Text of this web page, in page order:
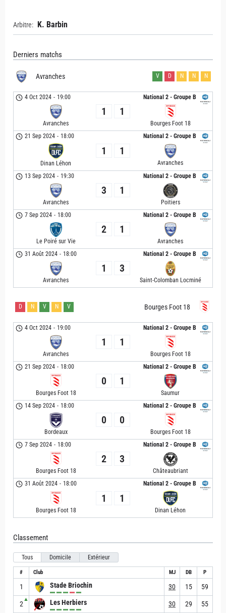
Arbitre: K. Barbin
Derniers matchs
Avranches V D N N N
National 2 - Groupe B
4 Oct 2024 - 19:00
Avranches
1 1
Bourges Foot 18
National 2 - Groupe B
21 Sep 2024 - 18:00
Dinan Léhon
1 1
Avranches
National 2 - Groupe B
13 Sep 2024 - 19:30
Avranches
3 1
Poitiers
National 2 - Groupe B
7 Sep 2024 - 18:00
Le Poiré sur Vie
2 1
Avranches
National 2 - Groupe B
31 Août 2024 - 18:00
Avranches
1 3
Saint-Colomban Locminé
Bourges Foot 18
D N V N V
National 2 - Groupe B
4 Oct 2024 - 19:00
Avranches
1 1
Bourges Foot 18
National 2 - Groupe B
21 Sep 2024 - 18:00
Bourges Foot 18
0 1
Saumur
National 2 - Groupe B
14 Sep 2024 - 18:00
Bordeaux
0 0
Bourges Foot 18
National 2 - Groupe B
7 Sep 2024 - 18:00
Bourges Foot 18
2 3
Châteaubriant
National 2 - Groupe B
31 Août 2024 - 18:00
Bourges Foot 18
1 1
Dinan Léhon
Classement
Tous Domicile Extérieur
# Club MJ DB P
1 Stade Briochin 30 15 59
2
▲ Les Herbiers 30 29 55